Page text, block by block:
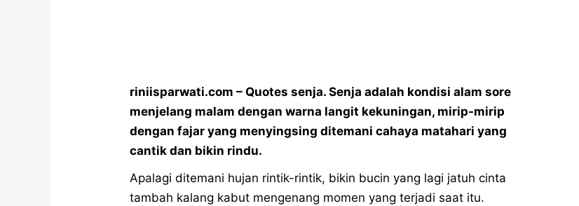
riniisparwati.com – Quotes senja. Senja adalah kondisi alam sore
menjelang malam dengan warna langit kekuningan, mirip-mirip
dengan fajar yang menyingsing ditemani cahaya matahari yang
cantik dan bikin rindu.
Apalagi ditemani hujan rintik-rintik, bikin bucin yang lagi jatuh cinta
tambah kalang kabut mengenang momen yang terjadi saat itu.